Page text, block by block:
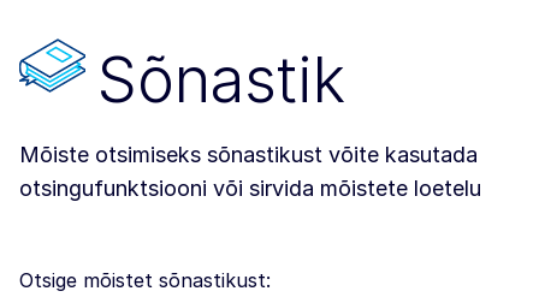
Sõnastik
Mõiste otsimiseks sõnastikust võite kasutada
otsingufunktsiooni või sirvida mõistete loetelu
Otsige mõistet sõnastikust: